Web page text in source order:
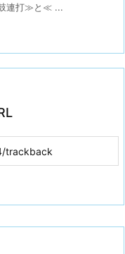
連打≫と≪ ...